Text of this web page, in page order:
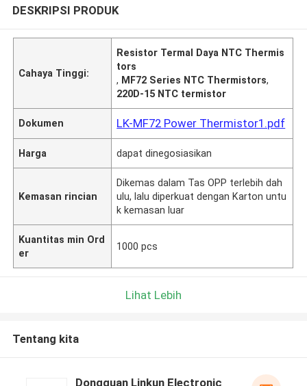
DESKRIPSI PRODUK
Cahaya Tinggi:
Resistor Termal Daya NTC Thermis
tors
, MF72 Series NTC Thermistors,
220D-15 NTC termistor
Dokumen LK-MF72 Power Thermistor1.pdf
Harga dapat dinegosiasikan
Kemasan rincian
Dikemas dalam Tas OPP terlebih dah
ulu, lalu diperkuat dengan Karton untu
k kemasan luar
Kuantitas min Ord
er
1000 pcs
Lihat Lebih
Tentang kita
Dongguan Linkun Electronic